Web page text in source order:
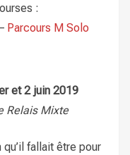
:
Parcours M Solo
et 2 juin 2019
Relais Mixte
fallait être pour